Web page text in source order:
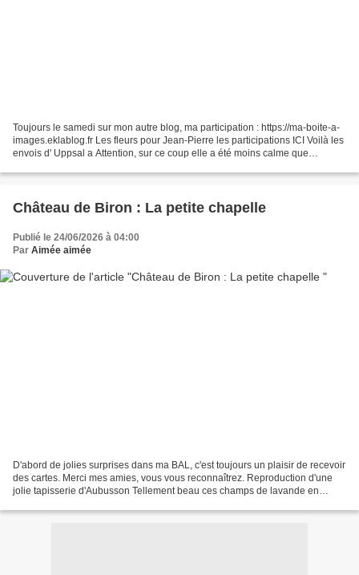
Toujours le samedi sur mon autre blog, ma participation : https://ma-boite-a-
images.eklablog.fr Les fleurs pour Jean-Pierre les participations ICI Voilà les
envois d' Uppsal a Attention, sur ce coup elle a été moins calme que
Château de Biron : La petite chapelle
Publié le 24/06/2026 à 04:00
Par Aimée aimée
D'abord de jolies surprises dans ma BAL, c'est toujours un plaisir de recevoir
des cartes. Merci mes amies, vous vous reconnaîtrez. Reproduction d'une
jolie tapisserie d'Aubusson Tellement beau ces champs de lavande en